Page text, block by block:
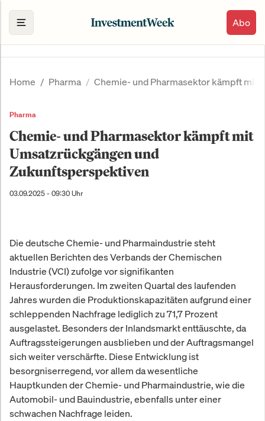
Abo
Home Pharma Chemie- und Pharmasektor kämpft mit
Pharma
Chemie- und Pharmasektor kämpft mit
Umsatzrückgängen und
Zukunftsperspektiven
03.09.2025 - 09:30 Uhr
Die deutsche Chemie- und Pharmaindustrie steht
aktuellen Berichten des Verbands der Chemischen
Industrie (VCI) zufolge vor signifikanten
Herausforderungen. Im zweiten Quartal des laufenden
Jahres wurden die Produktionskapazitäten aufgrund einer
schleppenden Nachfrage lediglich zu 71,7 Prozent
ausgelastet. Besonders der Inlandsmarkt enttäuschte, da
Auftragssteigerungen ausblieben und der Auftragsmangel
sich weiter verschärfte. Diese Entwicklung ist
besorgniserregend, vor allem da wesentliche
Hauptkunden der Chemie- und Pharmaindustrie, wie die
Automobil- und Bauindustrie, ebenfalls unter einer
schwachen Nachfrage leiden.